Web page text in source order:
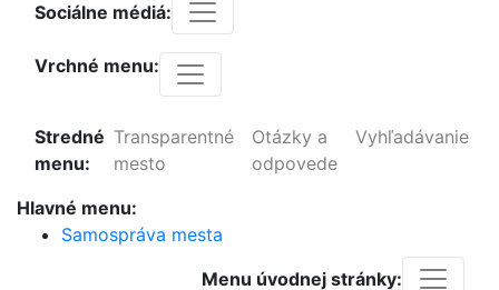
Sociálne médiá:
Vrchné menu:
Stredné
menu:
Transparentné
mesto
Otázky a
odpovede
Vyhľadávanie
Hlavné menu:
Samospráva mesta
Menu úvodnej stránky: